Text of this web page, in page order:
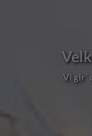
Vi gir´